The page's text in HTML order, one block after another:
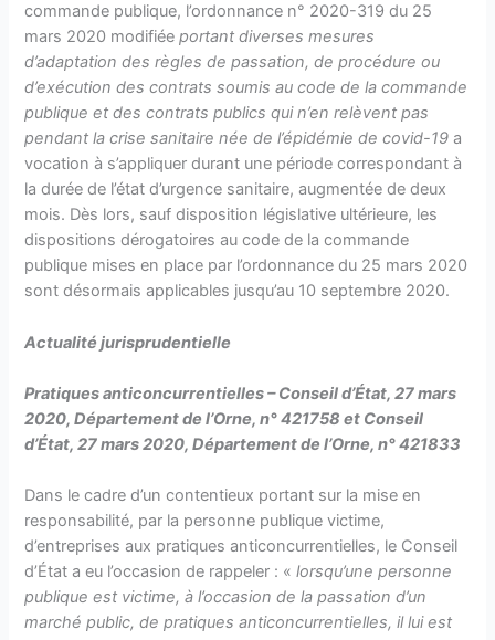
commande publique, l’ordonnance n° 2020-319 du 25
mars 2020 modifiéeportant diverses mesures
d’adaptation des règles de passation, de procédure ou
d’exécution des contrats soumis au code de la commande
publique et des contrats publics qui n’en relèvent pas
pendant la crise sanitaire née de l’épidémie de covid-19a
vocation à s’appliquer durant une période correspondant à
la durée de l’état d’urgence sanitaire, augmentée de deux
mois. Dès lors, sauf disposition législative ultérieure, les
dispositions dérogatoires au code de la commande
publique mises en place par l’ordonnance du 25 mars 2020
sont désormais applicables jusqu’au 10 septembre 2020.
Actualité jurisprudentielle
Pratiques anticoncurrentielles – Conseil d’État, 27 mars
2020, Département de l’Orne, n° 421758 et Conseil
d’État, 27 mars 2020, Département de l’Orne, n° 421833
Dans le cadre d’un contentieux portant sur la mise en
responsabilité, par la personne publique victime,
d’entreprises aux pratiques anticoncurrentielles, le Conseil
d’État a eu l’occasion de rappeler : «lorsqu’une personne
publique est victime, à l’occasion de la passation d’un
marché public, de pratiques anticoncurrentielles, il lui est